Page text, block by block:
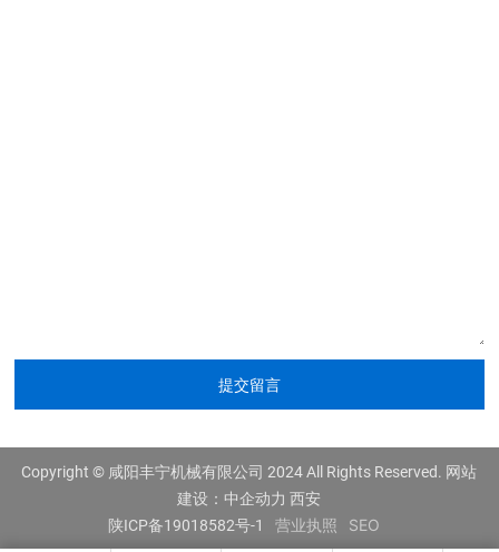
提交留言
Copyright © 咸阳丰宁机械有限公司 2024 All Rights Reserved. 网站
建设：中企动力 西安
陕ICP备19018582号-1
营业执照 SEO